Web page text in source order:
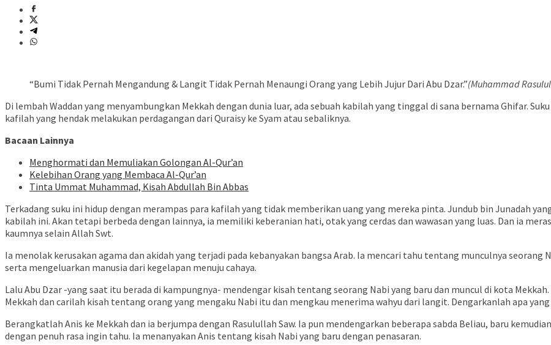
“Bumi Tidak Pernah Mengandung & Langit Tidak Pernah Menaungi Orang yang Lebih Jujur Dari Abu Dzar.”(Muhammad
Di lembah Waddan yang menyambungkan Mekkah dengan dunia luar, ada sebuah kabilah yang tinggal di sana bernama Ghifar.
kafilah yang hendak melakukan perdagangan dari Quraisy ke Syam atau sebaliknya.
Bacaan Lainnya
Menghormati dan Memuliakan Golongan Al-Qur’an
Kelebihan Orang yang Membaca Al-Qur’an
Tinta Ummat Muhammad, Kisah Abdullah Bin Abbas
Terkadang suku ini hidup dengan merampas para kafilah yang tidak memberikan uang yang mereka pinta. Jundub bin Junadah
kabilah ini. Akan tetapi berbeda dengan lainnya, ia memiliki keberanian hati, otak yang cerdas dan wawasan yang luas. Dan ia
kaumnya selain Allah Swt.
Ia menolak kerusakan agama dan akidah yang terjadi pada kebanyakan bangsa Arab. Ia mencari tahu tentang munculnya
serta mengeluarkan manusia dari kegelapan menuju cahaya.
Lalu Abu Dzar -yang saat itu berada di kampungnya- mendengar kisah tentang seorang Nabi yang baru dan muncul di kota
Mekkah dan carilah kisah tentang orang yang mengaku Nabi itu dan mengkau menerima wahyu dari langit. Dengarkanlah apa yang
Berangkatlah Anis ke Mekkah dan ia berjumpa dengan Rasulullah Saw. Ia pun mendengarkan beberapa sabda Beliau, baru
dengan penuh rasa ingin tahu. Ia menanyakan Anis tentang kisah Nabi yang baru dengan penasaran.